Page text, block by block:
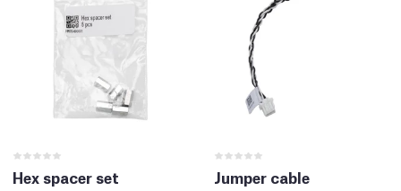
Hex spacer set Jumper cable